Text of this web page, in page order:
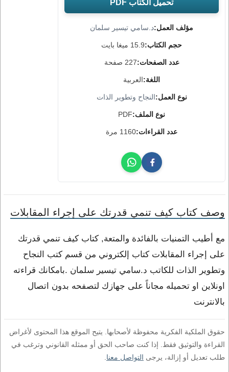
مؤلف العمل:د.سامي تيسير سلمان
حجم الكتاب:15.9 ميغا بايت
عدد الصفحات:227 صفحة
اللغة:العربية
نوع العمل:النجاح وتطوير الذات
نوع الملف:PDF
عدد القراءات:1160 مرة
تحميل الكتاب PDF
وصف كتاب كيف تنمي قدرتك على إجراء المقابلات
مع أطيب التمنيات بالفائدة والمتعة, كتاب كيف تنمي قدرتك
على إجراء المقابلات كتاب إلكتروني من قسم كتب النجاح
وتطوير الذات للكاتب د.سامي تيسير سلمان .بامكانك قراءته
اونلاين او تحميله مجاناً على جهازك لتصفحه بدون اتصال
بالانترنت
حقوق الملكية الفكرية محفوظة لأصحابها. يتيح الموقع هذا المحتوى لأغراض
القراءة والتوثيق فقط. إذا كنت صاحب الحق أو ممثله القانوني وترغب في
طلب تعديل أو إزالة، يرجى التواصل معنا